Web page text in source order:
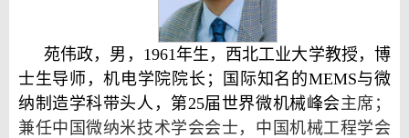
苑伟政，男，1961年生，西北工业大学教授，博
士生导师，机电学院院长；国际知名的MEMS与微
纳制造学科带头人，第25届世界微机械峰会主席；
兼任中国微纳米技术学会会士，中国机械工程学会